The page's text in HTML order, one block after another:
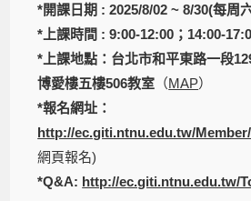
*開課日期 : 2025/8/02 ~ 8/30(每周
*上課時間 : 9:00-12:00 ； 14:00-
* 上課地點：台北市和平東路一段
博愛樓五樓506教室 （MAP）
*報名網址：
http://ec.giti.ntnu.edu.tw/
網頁報名)
*Q&A: http://ec.giti.ntnu.edu.tw/